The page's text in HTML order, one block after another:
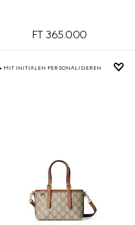
FT 365.000
MIT INITIALEN PERSONALISIEREN